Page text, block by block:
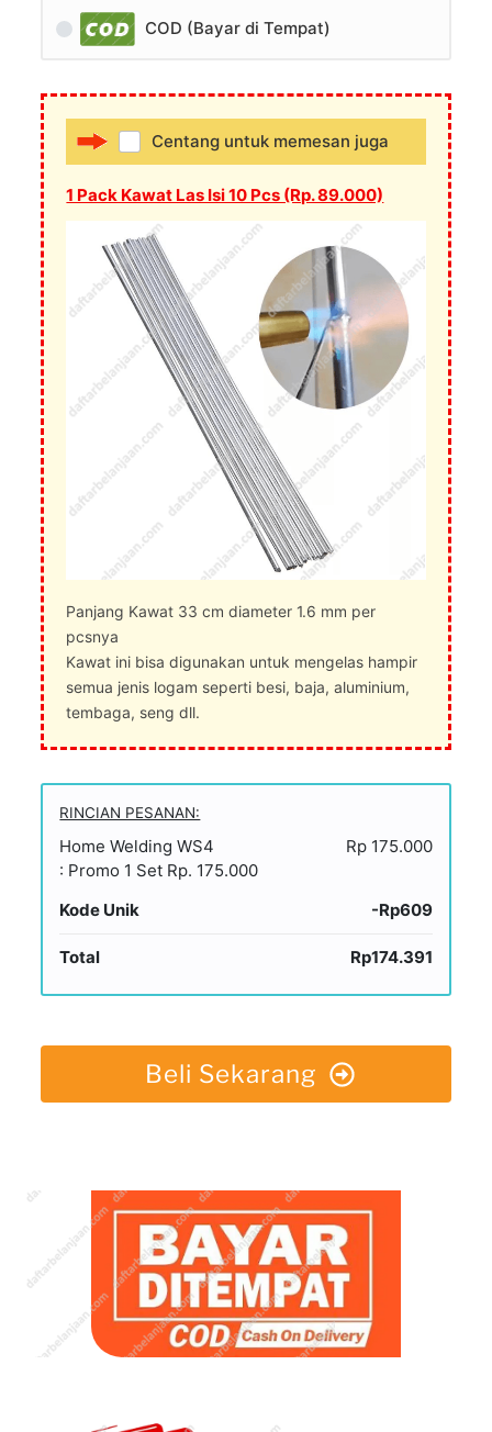
COD (Bayar di Tempat)
Centang untuk memesan juga
1 Pack Kawat Las Isi 10 Pcs (Rp. 89.000)
Panjang Kawat 33 cm diameter 1.6 mm per
pcsnya
Kawat ini bisa digunakan untuk mengelas hampir
semua jenis logam seperti besi, baja, aluminium,
tembaga, seng dll.
RINCIAN PESANAN:
Home Welding WS4
: Promo 1 Set Rp. 175.000
Rp 175.000
Kode Unik -Rp609
Total Rp174.391
Beli Sekarang